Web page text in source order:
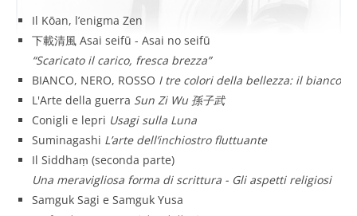
Il Kōan, l’enigma Zen
下載清風 Asai seifū - Asai no seifū
“Scaricato il carico, fresca brezza”
BIANCO, NERO, ROSSO I tre colori della bellezza: il bianco
L'Arte della guerra Sun Zi Wu 孫子武
Conigli e lepri Usagi sulla Luna
Suminagashi L’arte dell’inchiostro fluttuante
Il Siddhaṃ (seconda parte)
Una meravigliosa forma di scrittura - Gli aspetti religiosi
Samguk Sagi e Samguk Yusa